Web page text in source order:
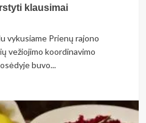
klausimai
vykusiame Prienų rajono
vežiojimo koordinavimo
buvo...